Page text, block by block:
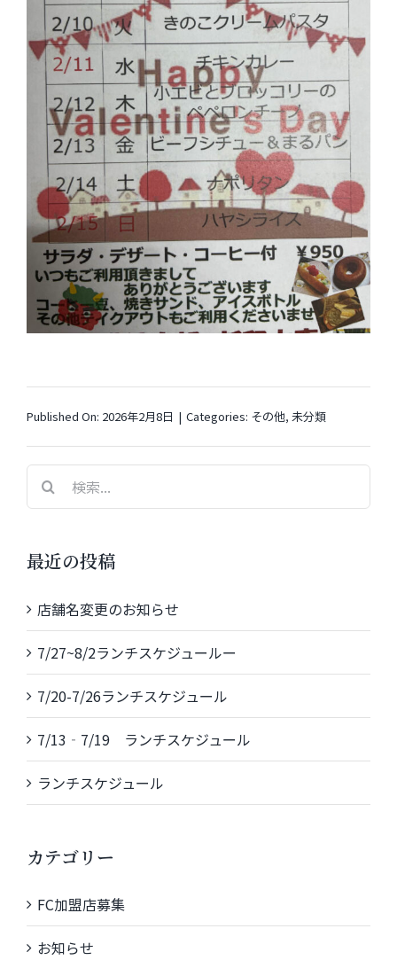
Published On: 2026年2月8日 | Categories: その他, 未分類
索
最近の投稿
店舗名変更のお知らせ
7/27~8/2ランチスケジュールー
7/20-7/26ランチスケジュール
7/13‐7/19 ランチスケジュール
ランチスケジュール
カテゴリー
FC加盟店募集
お知らせ